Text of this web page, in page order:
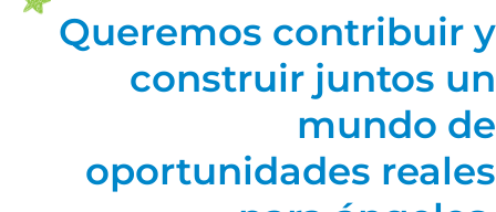
Queremos contribuir y
construir juntos un
mundo de
oportunidades reales